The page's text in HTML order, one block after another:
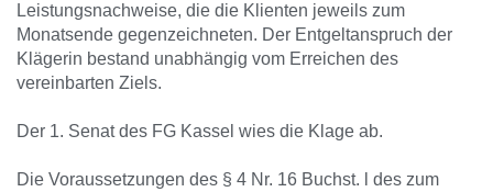
Leistungsnachweise, die die Klienten jeweils zum
Monatsende gegenzeichneten. Der Entgeltanspruch der
Klägerin bestand unabhängig vom Erreichen des
vereinbarten Ziels.
Der 1. Senat des FG Kassel wies die Klage ab.
Die Voraussetzungen des § 4 Nr. 16 Buchst. l des zum